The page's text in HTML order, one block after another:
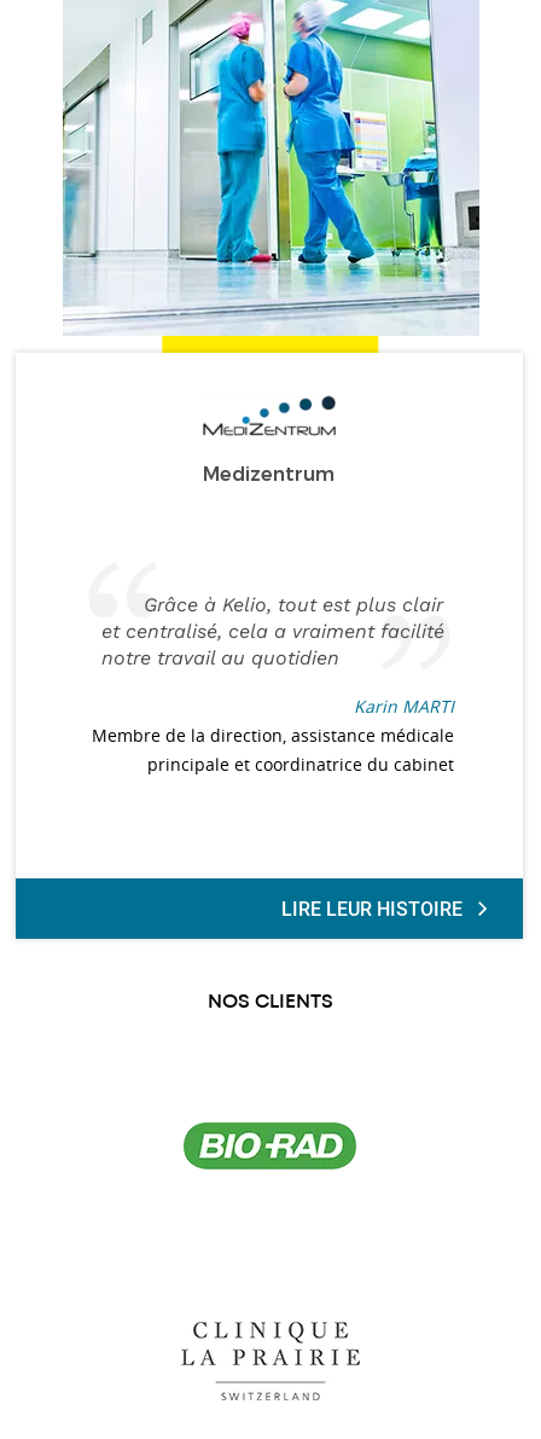
Medizentrum
Grâce à Kelio, tout est plus clair
et centralisé, cela a vraiment facilité
notre travail au quotidien
Karin MARTI
Membre de la direction, assistance médicale
principale et coordinatrice du cabinet
LIRE LEUR HISTOIRE
NOS CLIENTS